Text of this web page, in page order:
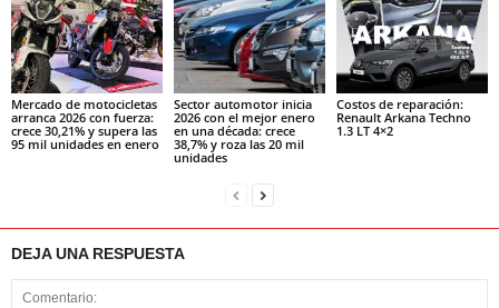
Mercado de motocicletas
arranca 2026 con fuerza:
crece 30,21% y supera las
95 mil unidades en enero
Sector automotor inicia
2026 con el mejor enero
en una década: crece
38,7% y roza las 20 mil
unidades
Costos de reparación:
Renault Arkana Techno
1.3 LT 4×2
DEJA UNA RESPUESTA